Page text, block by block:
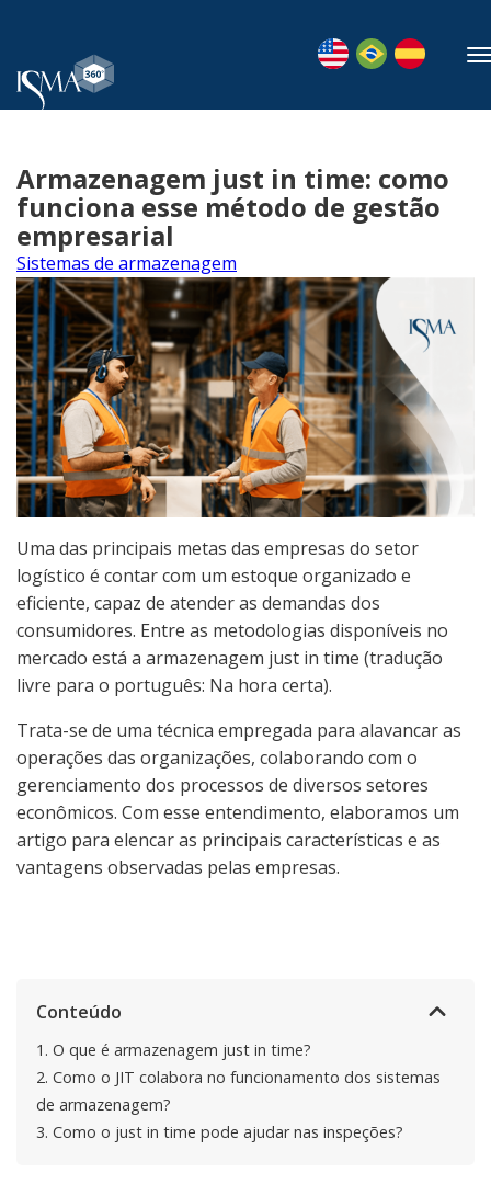
Armazenagem just in time: como
funciona esse método de gestão
empresarial
Sistemas de armazenagem
Uma das principais metas das empresas do setor
logístico é contar com um estoque organizado e
eficiente, capaz de atender as demandas dos
consumidores. Entre as metodologias disponíveis no
mercado está a armazenagem just in time (tradução
livre para o português: Na hora certa).
Trata-se de uma técnica empregada para alavancar as
operações das organizações, colaborando com o
gerenciamento dos processos de diversos setores
econômicos. Com esse entendimento, elaboramos um
artigo para elencar as principais características e as
vantagens observadas pelas empresas.
Conteúdo
1. O que é armazenagem just in time?
2. Como o JIT colabora no funcionamento dos sistemas
de armazenagem?
3. Como o just in time pode ajudar nas inspeções?